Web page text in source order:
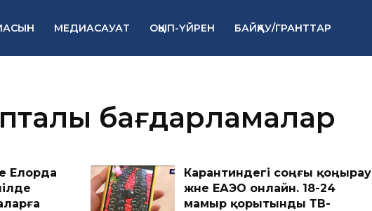
МЕДИАСАУАТ ОҚЫП-ҮЙРЕН БАЙҚАУ/ГРАНТТАР
бағдарламалар
Елорда
Карантиндегі соңғы қоңырау
және ЕАЭО онлайн. 18-24
мамыр қорытынды ТВ-